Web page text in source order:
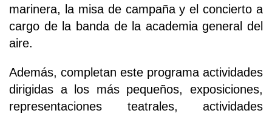
marinera, la misa de campaña y el concierto a
cargo de la banda de la academia general del
aire.
Además, completan este programa actividades
dirigidas a los más pequeños, exposiciones,
representaciones teatrales, actividades